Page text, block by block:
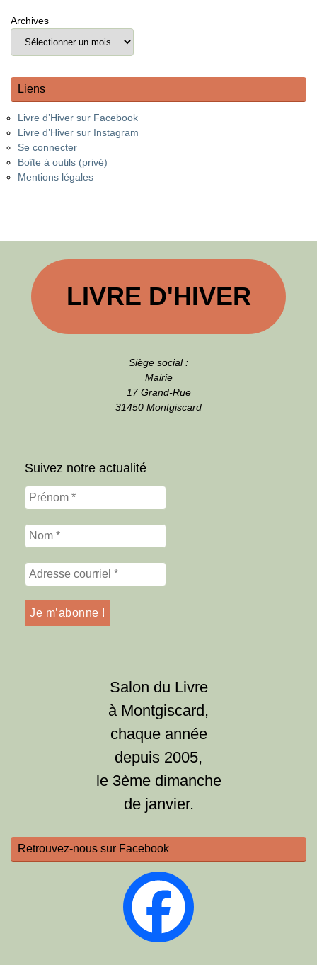
Archives
Liens
Livre d’Hiver sur Facebook
Livre d’Hiver sur Instagram
Se connecter
Boîte à outils (privé)
Mentions légales
LIVRE D'HIVER
Siège social :
Mairie
17 Grand-Rue
31450 Montgiscard
Suivez notre actualité
Salon du Livre
à Montgiscard,
chaque année
depuis 2005,
le 3ème dimanche
de janvier.
Retrouvez-nous sur Facebook